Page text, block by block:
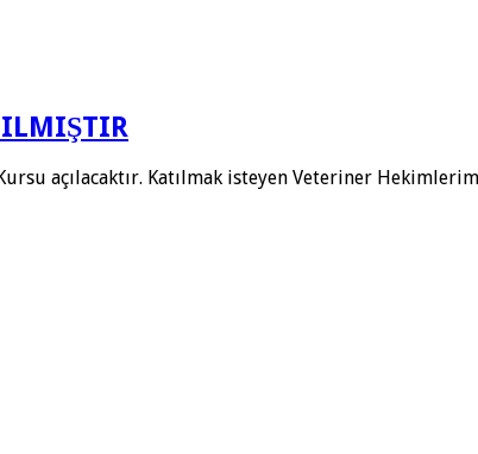
açılacaktır. Katılmak isteyen Veteriner